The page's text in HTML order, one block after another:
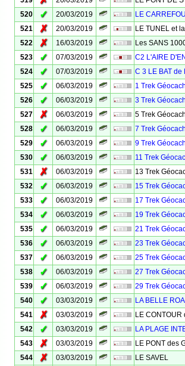
520
✓ 20/03/2019
LE
521
✗ 20/03/2019
LE TUNEL et
522
✗ 16/03/2019
Les SANS
523
✓ 07/03/2019
C2 L'AIRE
524
✓ 07/03/2019
C 3 LE BAT de
525
✓ 06/03/2019
1 Trek
526
✓ 06/03/2019
3 Trek
527
✗ 06/03/2019
5 Trek
528
✓ 06/03/2019
7 Trek
529
✓ 06/03/2019
9 Trek
530
✓ 06/03/2019
11 Trek
531
✗ 06/03/2019
13 Trek
532
✓ 06/03/2019
15 Trek
533
✓ 06/03/2019
17 Trek
534
✓ 06/03/2019
19 Trek
535
✓ 06/03/2019
21 Trek
536
✓ 06/03/2019
23 Trek
537
✓ 06/03/2019
25 Trek
538
✓ 06/03/2019
27 Trek
539
✓ 06/03/2019
29 Trek
540
✓ 03/03/2019
LA BELLE
541
✗ 03/03/2019
LE
542
✓ 03/03/2019
LA PLAGE
543
✗ 03/03/2019
LE PONT des
544
✗ 03/03/2019
LE SAVEL